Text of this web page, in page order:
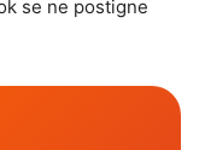
se ne postigne